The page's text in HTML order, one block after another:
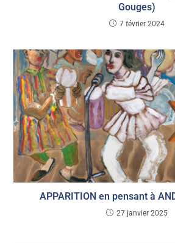
Gouges)
7 février 2024
APPARITION en pensant à
27 janvier 2025